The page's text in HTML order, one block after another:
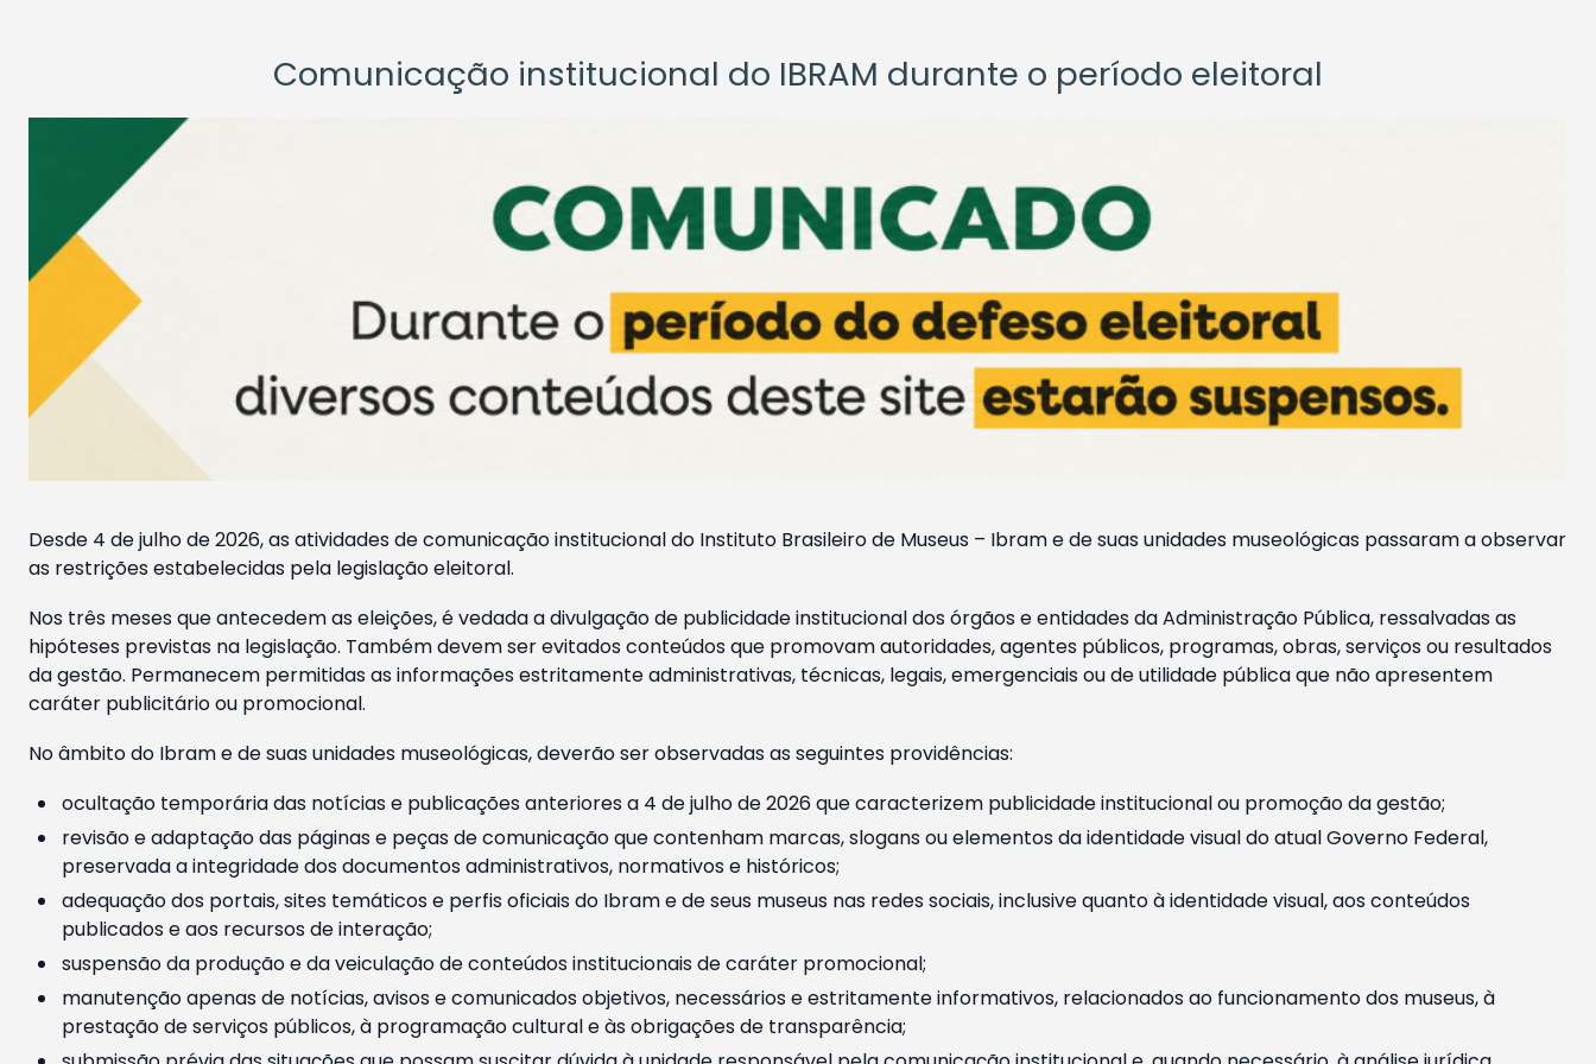
Comunicação institucional do IBRAM durante o período eleitoral
Desde 4 de julho de 2026, as atividades de comunicação institucional do Instituto Brasileiro de Museus – Ibram e de suas unidades museológicas passaram a observar
as restrições estabelecidas pela legislação eleitoral.
Nos três meses que antecedem as eleições, é vedada a divulgação de publicidade institucional dos órgãos e entidades da Administração Pública, ressalvadas as
hipóteses previstas na legislação. Também devem ser evitados conteúdos que promovam autoridades, agentes públicos, programas, obras, serviços ou resultados
da gestão. Permanecem permitidas as informações estritamente administrativas, técnicas, legais, emergenciais ou de utilidade pública que não apresentem
caráter publicitário ou promocional.
No âmbito do Ibram e de suas unidades museológicas, deverão ser observadas as seguintes providências:
ocultação temporária das notícias e publicações anteriores a 4 de julho de 2026 que caracterizem publicidade institucional ou promoção da gestão;
revisão e adaptação das páginas e peças de comunicação que contenham marcas, slogans ou elementos da identidade visual do atual Governo Federal,
preservada a integridade dos documentos administrativos, normativos e históricos;
adequação dos portais, sites temáticos e perfis oficiais do Ibram e de seus museus nas redes sociais, inclusive quanto à identidade visual, aos conteúdos
publicados e aos recursos de interação;
suspensão da produção e da veiculação de conteúdos institucionais de caráter promocional;
manutenção apenas de notícias, avisos e comunicados objetivos, necessários e estritamente informativos, relacionados ao funcionamento dos museus, à
prestação de serviços públicos, à programação cultural e às obrigações de transparência;